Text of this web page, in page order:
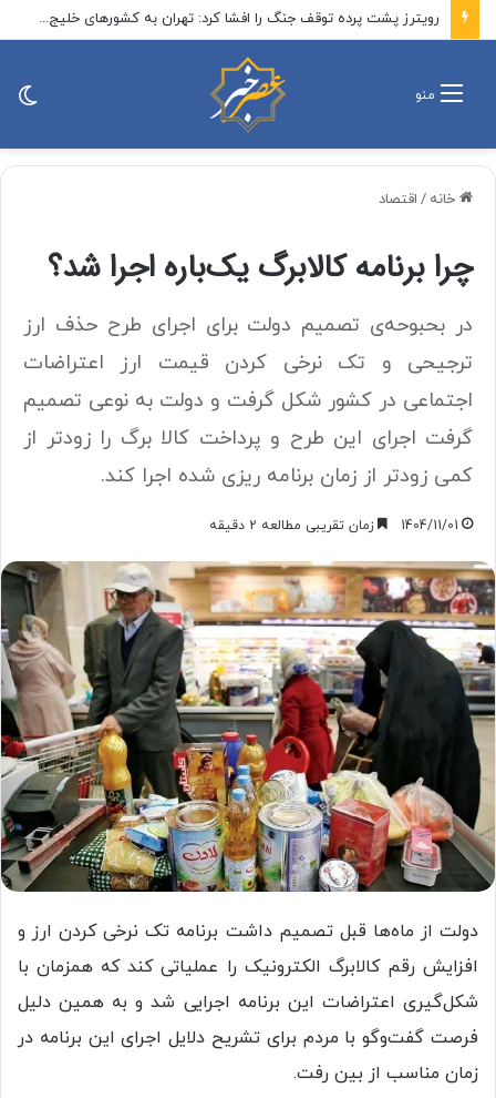
رویترز پشت پرده توقف جنگ را افشا کرد: تهران به کشورهای خلیج فارس هشدار داد که اگر آمریکا حمله کند….
منو
خانه / اقتصاد
چرا برنامه کالابرگ یک‌باره اجرا شد؟
در بحبوحه‌ی تصمیم دولت برای اجرای طرح حذف ارز
ترجیحی و تک نرخی کردن قیمت ارز اعتراضات
اجتماعی در کشور شکل گرفت و دولت به نوعی تصمیم
گرفت اجرای این طرح و پرداخت کالا برگ را زودتر از
کمی زودتر از زمان برنامه ریزی شده اجرا کند.
1404/11/01 زمان تقریبی مطالعه 2 دقیقه
دولت از ماه‌ها قبل تصمیم داشت برنامه تک نرخی کردن ارز و
افزایش رقم کالابرگ الکترونیک را عملیاتی کند که همزمان با
شکل‌گیری اعتراضات این برنامه اجرایی شد و به همین دلیل
فرصت گفت‌وگو با مردم برای تشریح دلایل اجرای این برنامه در
زمان مناسب از بین رفت.